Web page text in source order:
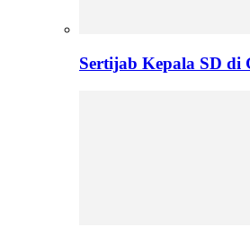
Sertijab Kepala SD di